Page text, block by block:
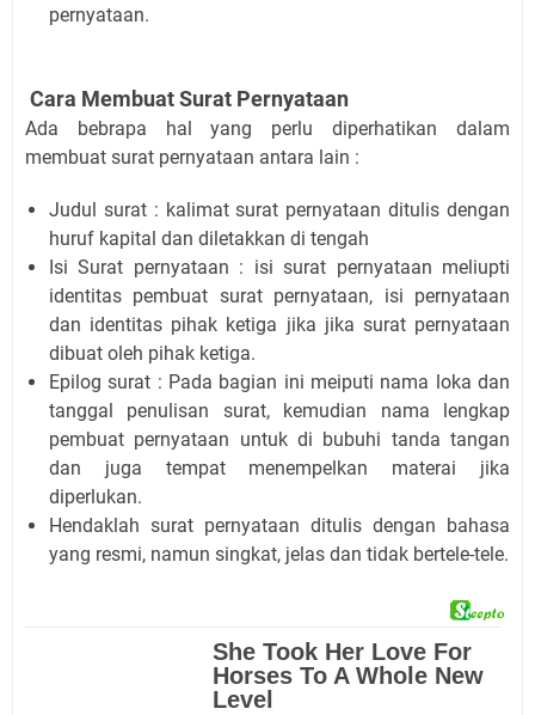
pernyataan.
Cara Membuat Surat Pernyataan
Ada bebrapa hal yang perlu diperhatikan dalam
membuat surat pernyataan antara lain :
Judul surat : kalimat surat pernyataan ditulis dengan
huruf kapital dan diletakkan di tengah
Isi Surat pernyataan : isi surat pernyataan meliupti
identitas pembuat surat pernyataan, isi pernyataan
dan identitas pihak ketiga jika jika surat pernyataan
dibuat oleh pihak ketiga.
Epilog surat : Pada bagian ini meiputi nama loka dan
tanggal penulisan surat, kemudian nama lengkap
pembuat pernyataan untuk di bubuhi tanda tangan
dan juga tempat menempelkan materai jika
diperlukan.
Hendaklah surat pernyataan ditulis dengan bahasa
yang resmi, namun singkat, jelas dan tidak bertele-tele.